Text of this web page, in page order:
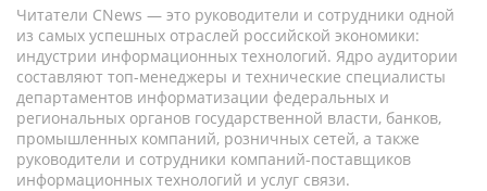
Читатели CNews — это руководители и сотрудники одной
из самых успешных отраслей российской экономики:
индустрии информационных технологий. Ядро аудитории
составляют топ-менеджеры и технические специалисты
департаментов информатизации федеральных и
региональных органов государственной власти, банков,
промышленных компаний, розничных сетей, а также
руководители и сотрудники компаний-поставщиков
информационных технологий и услуг связи.